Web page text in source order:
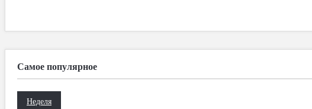
Самое популярное
Неделя